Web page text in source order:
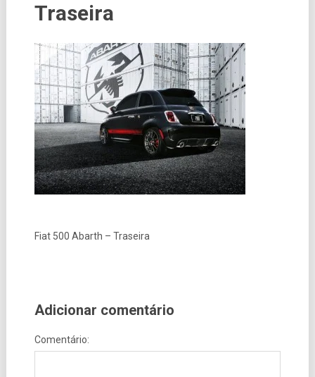
Traseira
Fiat 500 Abarth – Traseira
Adicionar comentário
Comentário: